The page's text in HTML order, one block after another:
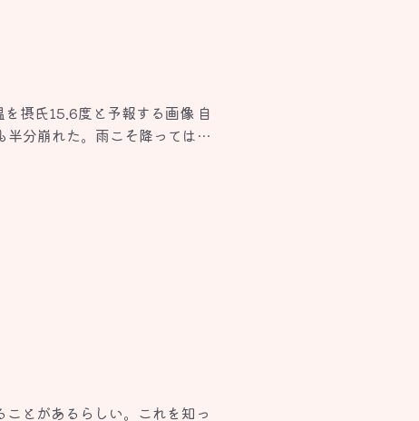
摂氏15.6度と予報する画像 自
分崩れた。雨こそ降ってはい
とがあるらしい。これを知っ